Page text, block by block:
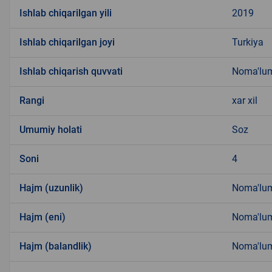
Ishlab chiqarilgan yili 2019
Ishlab chiqarilgan joyi Turkiya
Ishlab chiqarish quvvati
Rangi xar xil
Umumiy holati Soz
Soni 4
Hajm (uzunlik)
Hajm (eni)
Hajm (balandlik)